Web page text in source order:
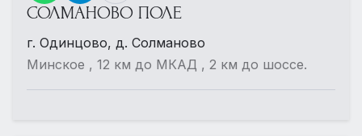
СОЛМАНОВО ПОЛЕ
г. Одинцово, д. Солманово
Минское , 12 км до МКАД , 2 км до шоссе.